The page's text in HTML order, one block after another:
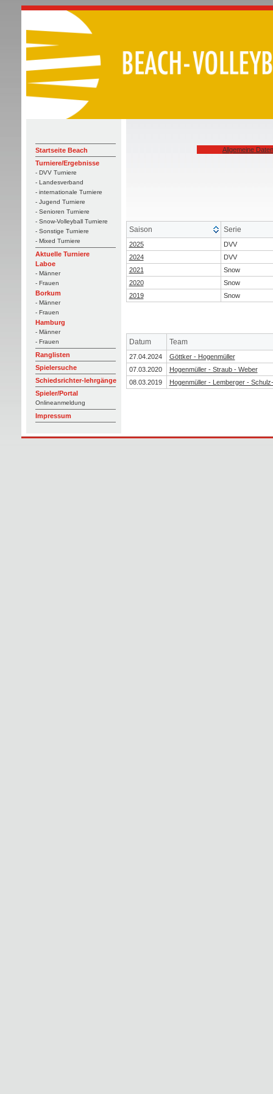
Startseite Beach
Turniere/Ergebnisse
- DVV Turniere
- Landesverband
- internationale Turniere
- Jugend Turniere
- Senioren Turniere
- Snow-Volleyball Turniere
- Sonstige Turniere
- Mixed Turniere
Aktuelle Turniere
Laboe
- Männer
- Frauen
Borkum
- Männer
- Frauen
Hamburg
- Männer
- Frauen
Ranglisten
Spielersuche
Schiedsrichter-lehrgänge
Spieler/Portal
Onlineanmeldung
Impressum
Allgemeine
Saison Serie
2025
DVV
2024
DVV
2021
Snow
2020
Snow
2019
Snow
Datum Team
27.04.2024
Göttker - Hogenmüller
07.03.2020
Hogenmüller - Straub - Weber
08.03.2019
Hogenmüller - Lemberger -